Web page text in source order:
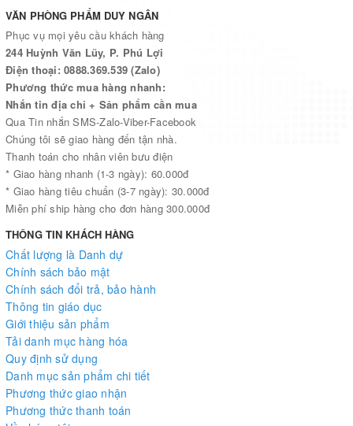
VĂN PHÒNG PHẨM DUY NGÂN
Phục vụ mọi yêu cầu khách hàng
244 Huỳnh Văn Lũy, P. Phú Lợi
Điện thoại: 0888.369.539 (Zalo)
Phương thức mua hàng nhanh:
Nhắn tin địa chỉ + Sản phẩm cần mua
Qua Tin nhắn SMS-Zalo-Viber-Facebook
Chúng tôi sẽ giao hàng đến tận nhà.
Thanh toán cho nhân viên bưu điện
* Giao hàng nhanh (1-3 ngày): 60.000đ
* Giao hàng tiêu chuẩn (3-7 ngày): 30.000đ
Miễn phí ship hàng cho đơn hàng 300.000đ
THÔNG TIN KHÁCH HÀNG
Chất lượng là Danh dự
Chính sách bảo mật
Chính sách đổi trả, bảo hành
Thông tin giáo dục
Giới thiệu sản phẩm
Tải danh mục hàng hóa
Quy định sử dụng
Danh mục sản phẩm chi tiết
Phương thức giao nhận
Phương thức thanh toán